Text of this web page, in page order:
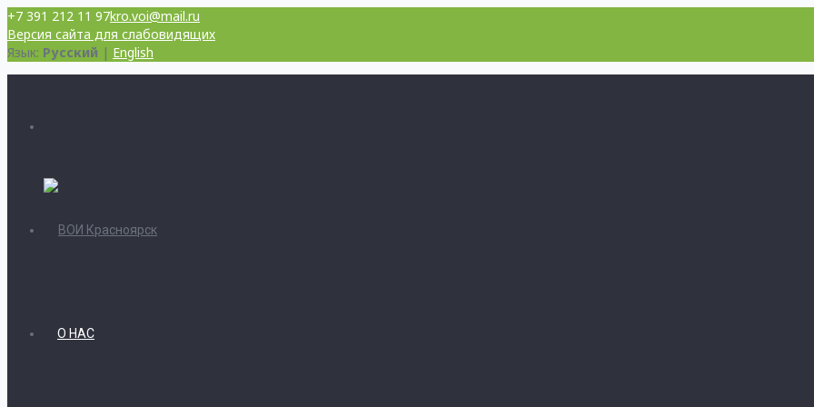
+7 391 212 11 97kro.voi@mail.ru
Версия сайта для слабовидящих
Язык: Русский | English
О НАС